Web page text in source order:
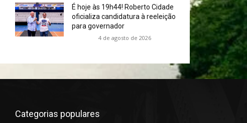
É hoje às 19h44! Roberto Cidade
oficializa candidatura à reeleição
para governador
4 de agosto de 2026
Categorias populares